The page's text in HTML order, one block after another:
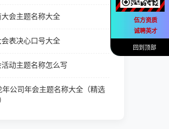
会主题名称大全
表决心口号大全
动主题名称怎么写
年公司年会主题名称大全（精选
伍方资质
诚聘英才
回到顶部